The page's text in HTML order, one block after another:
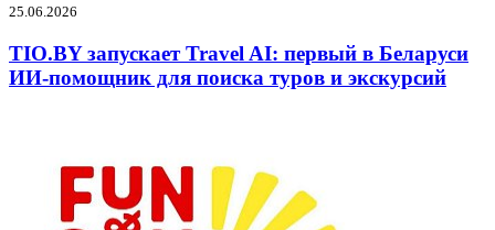
25.06.2026
TIO.BY запускает Travel AI: первый в Беларуси
ИИ-помощник для поиска туров и экскурсий